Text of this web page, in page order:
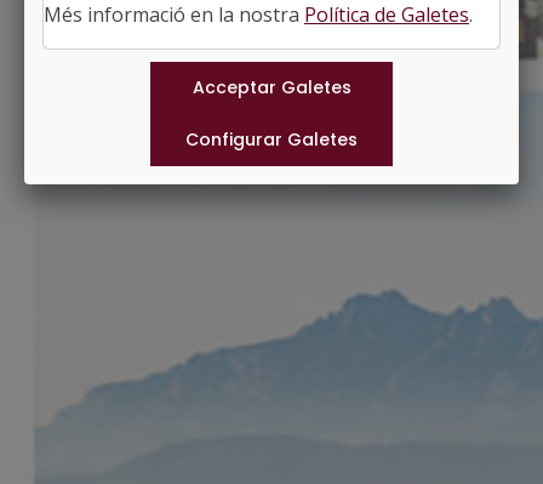
Municipis
Més informació en la nostra Política de Galetes.